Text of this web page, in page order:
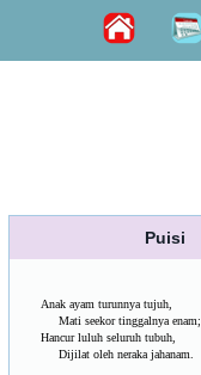
Puisi
Anak ayam turunnya tujuh,
Mati seekor tinggalnya enam;
Hancur luluh seluruh tubuh,
Dijilat oleh neraka jahanam.